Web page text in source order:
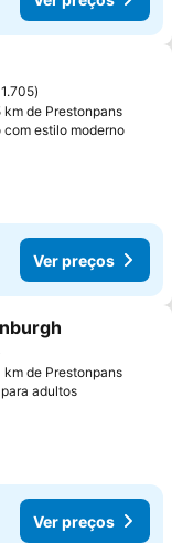
favoritos
1.705
km de Prestonpans
estilo modernoVer
Ver preços
favoritos
km de Prestonpans
adultosVer preços
Ver preços